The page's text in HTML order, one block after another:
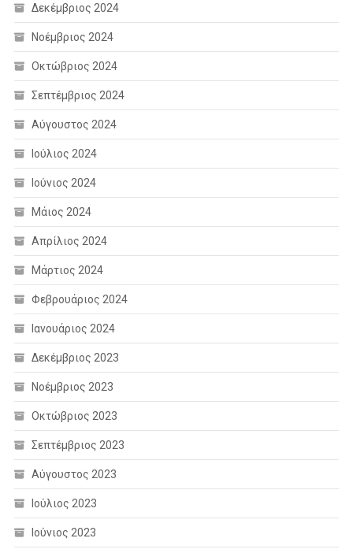
Δεκέμβριος 2024
Νοέμβριος 2024
Οκτώβριος 2024
Σεπτέμβριος 2024
Αύγουστος 2024
Ιούλιος 2024
Ιούνιος 2024
Μάιος 2024
Απρίλιος 2024
Μάρτιος 2024
Φεβρουάριος 2024
Ιανουάριος 2024
Δεκέμβριος 2023
Νοέμβριος 2023
Οκτώβριος 2023
Σεπτέμβριος 2023
Αύγουστος 2023
Ιούλιος 2023
Ιούνιος 2023